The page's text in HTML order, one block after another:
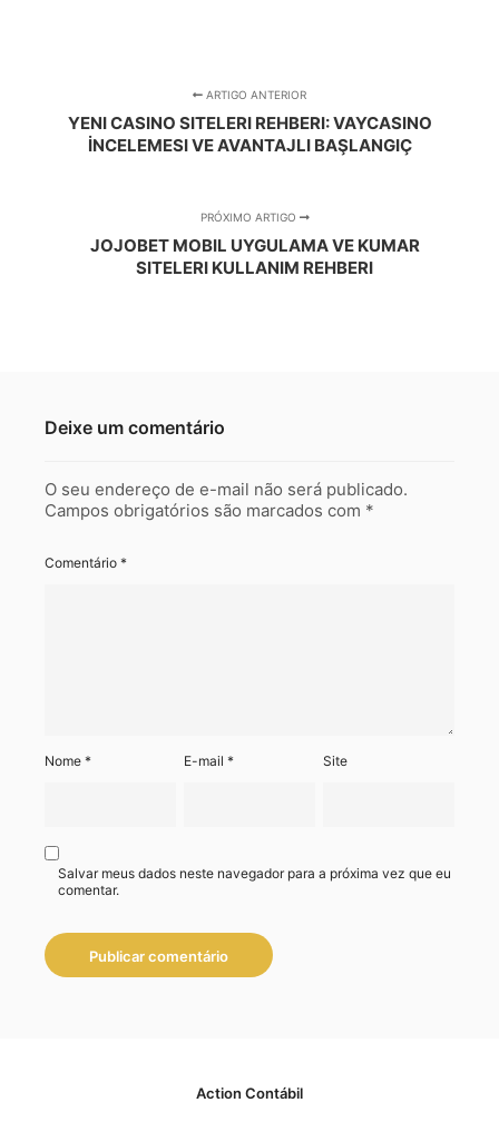
ARTIGO ANTERIOR
YENI CASINO SITELERI REHBERI: VAYCASINO
İNCELEMESI VE AVANTAJLI BAŞLANGIÇ
PRÓXIMO ARTIGO
JOJOBET MOBIL UYGULAMA VE KUMAR
SITELERI KULLANIM REHBERI
Deixe um comentário
O seu endereço de e-mail não será publicado.
Campos obrigatórios são marcados com *
Comentário *
Nome * E-mail* Site
Salvar meus dados neste navegador para a próxima vez que eu
comentar.
Action Contábil